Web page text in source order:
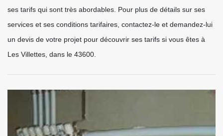
ses tarifs qui sont très abordables. Pour plus de détails sur ses
services et ses conditions tarifaires, contactez-le et demandez-lui
un devis de votre projet pour découvrir ses tarifs si vous êtes à
Les Villettes, dans le 43600.